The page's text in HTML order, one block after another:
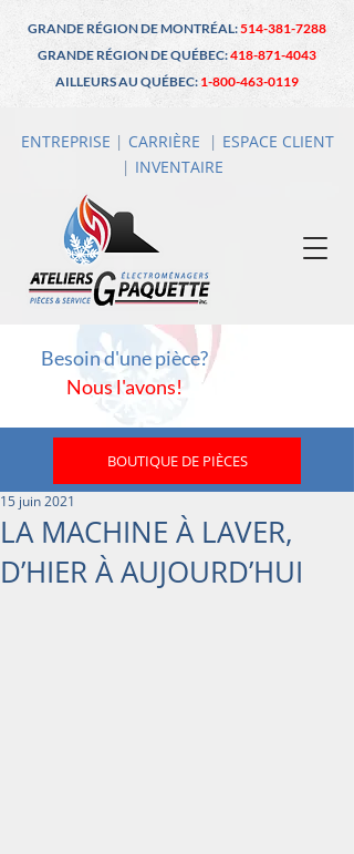
GRANDE RÉGION DE MONTRÉAL:514-381-7288
GRANDE RÉGION DE QUÉBEC:418-871-4043
AILLEURS AU QUÉBEC: 1-800-463-0119
ENTREPRISE | CARRIÈRE | ESPACE CLIENT
| INVENTAIRE
Besoin d'une pièce?
Nous l'avons!
BOUTIQUE DE PIÈCES
LA MACHINE À LAVER,
D’HIER À AUJOURD’HUI
15 juin 2021